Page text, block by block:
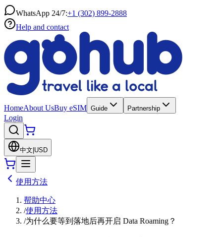
WhatsApp 24/7:+1 (302) 899-2888
Help and contact
HomeAbout UsBuy eSIM Guide Partnership
Login
中文 USD
使用方法
帮助中心
/使用方法
/为什么要等到落地后再开启 Data Roaming？